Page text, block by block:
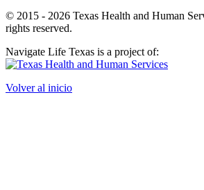
© 2015 - 2026 Texas Health and Human
rights reserved.
Navigate Life Texas is a project of:
Volver al inicio